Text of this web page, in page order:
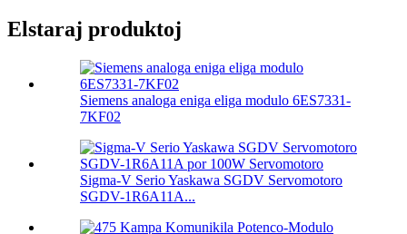
Elstaraj produktoj
Siemens analoga eniga eliga modulo 6ES7331-
7KF02
Sigma-V Serio Yaskawa SGDV Servomotoro
SGDV-1R6A11A...